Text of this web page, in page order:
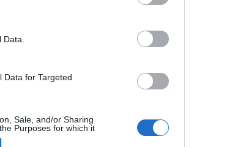
Data for Targeted
Sale, and/or Sharing
Purposes for which it